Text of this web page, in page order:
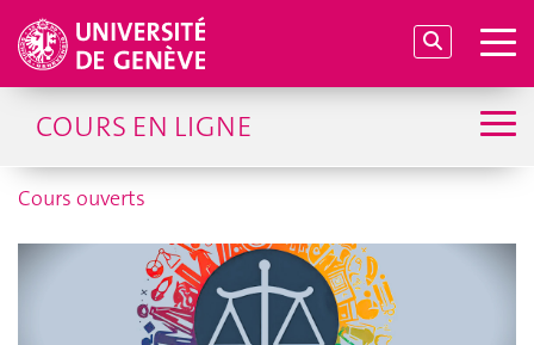
COURS EN LIGNE
Cours ouverts